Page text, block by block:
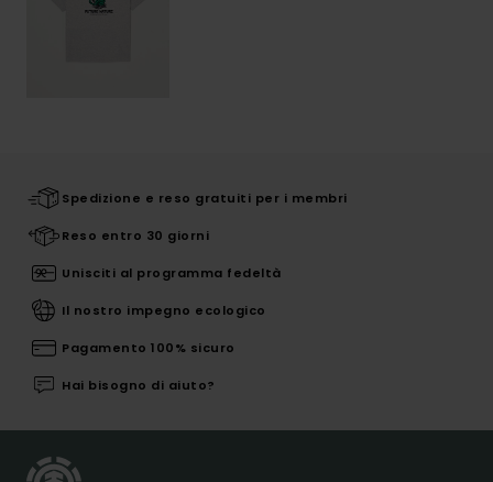
Spedizione e reso gratuiti per i membri
Reso entro 30 giorni
Unisciti al programma fedeltà
Il nostro impegno ecologico
Pagamento 100% sicuro
Hai bisogno di aiuto?